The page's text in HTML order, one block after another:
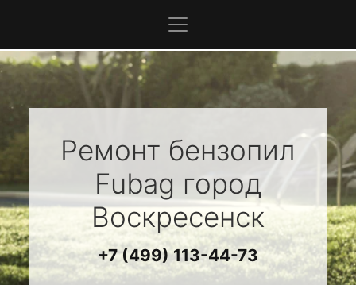
Ремонт бензопил
Fubag город
Воскресенск
+7 (499) 113-44-73